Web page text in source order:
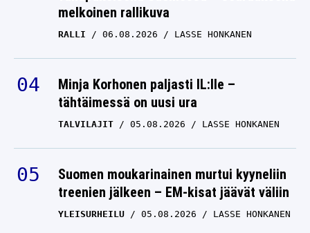
RALLI 06.08.2026
Minja Korhonen paljasti IL:lle –
tähtäimessä on uusi ura
TALVILAJIT 05.08.2026
Suomen moukarinainen murtui kyyneliin
treenien jälkeen – EM-kisat jäävät väliin
YLEISURHEILU 05.08.2026 LASSE HONKANEN